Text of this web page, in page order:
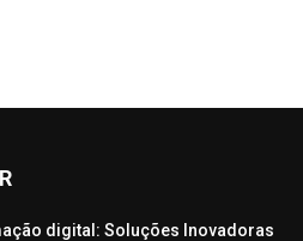
digital: Soluções Inovadoras